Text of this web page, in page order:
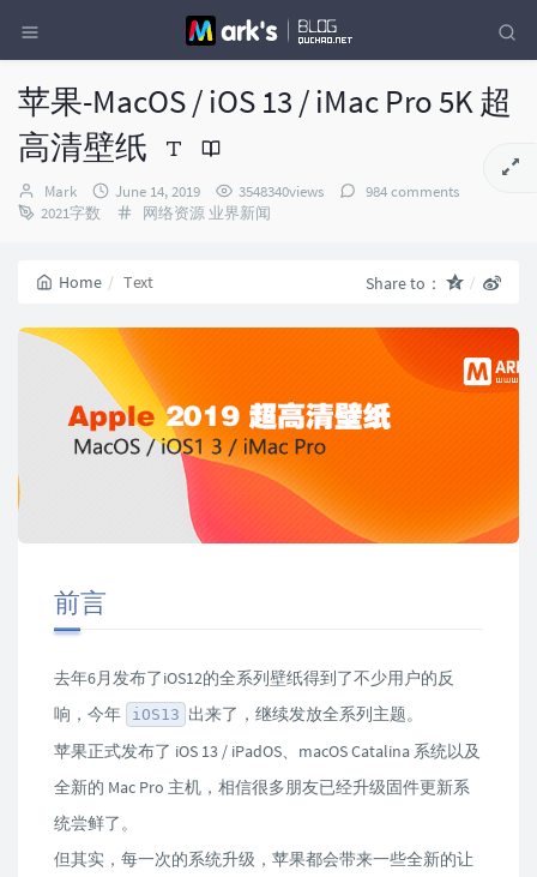
苹果-MacOS / iOS 13 / iMac Pro 5K 超
高清壁纸
Author：
Mark
发
布
June 14, 2019 3548340views
984 comments
2021字数
Categories：
网络资源 业界新闻
Home Text Share to：
前言
去年6月发布了iOS12的全系列壁纸得到了不少用户的反
响，今年
iOS13 出来了，继续发放全系列主题。
苹果正式发布了 iOS 13 / iPadOS、macOS Catalina 系统以及
全新的 Mac Pro 主机，相信很多朋友已经升级固件更新系
统尝鲜了。
但其实，每一次的系统升级，苹果都会带来一些全新的让